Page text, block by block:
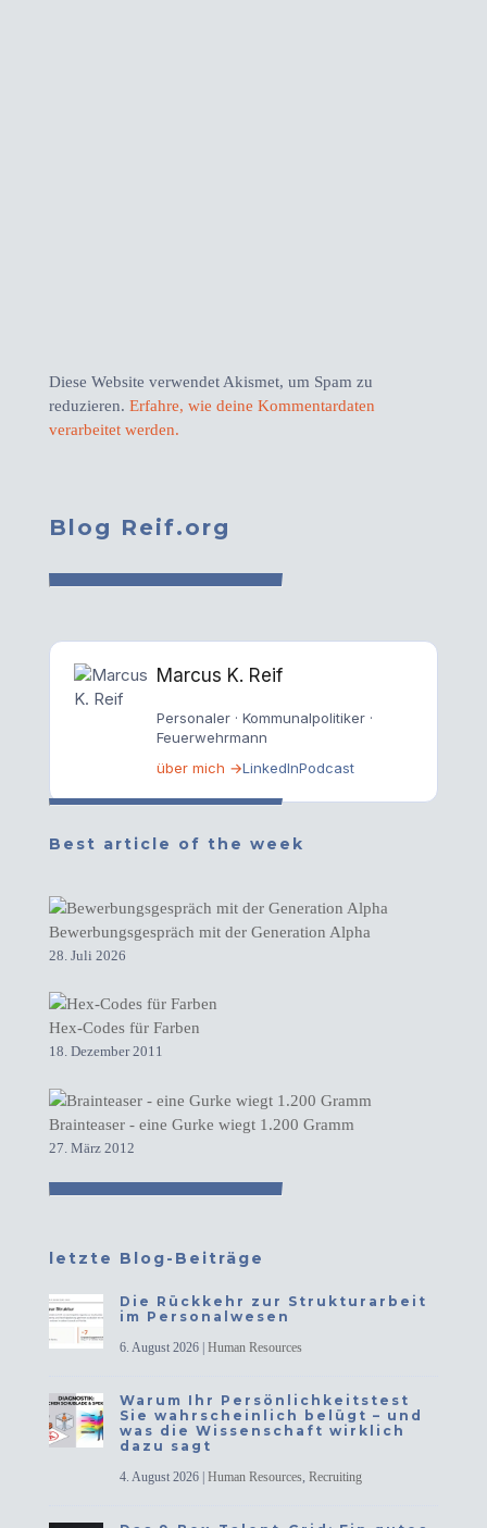
Diese Website verwendet Akismet, um Spam zu
reduzieren. Erfahre, wie deine Kommentardaten
verarbeitet werden.
Blog Reif.org
Marcus K. Reif
Personaler · Kommunalpolitiker ·
Feuerwehrmann
über mich →LinkedInPodcast
Best article of the week
Bewerbungsgespräch mit der Generation Alpha
28. Juli 2026
Hex-Codes für Farben
18. Dezember 2011
Brainteaser - eine Gurke wiegt 1.200 Gramm
27. März 2012
letzte Blog-Beiträge
Die Rückkehr zur Strukturarbeit
im Personalwesen
6. August 2026| Human Resources
Warum Ihr Persönlichkeitstest
Sie wahrscheinlich belügt – und
was die Wissenschaft wirklich
dazu sagt
4. August 2026| Human Resources, Recruiting